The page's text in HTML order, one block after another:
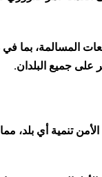
المسالمة، بما
على جميع البلدان.
تنمية أي بلد،